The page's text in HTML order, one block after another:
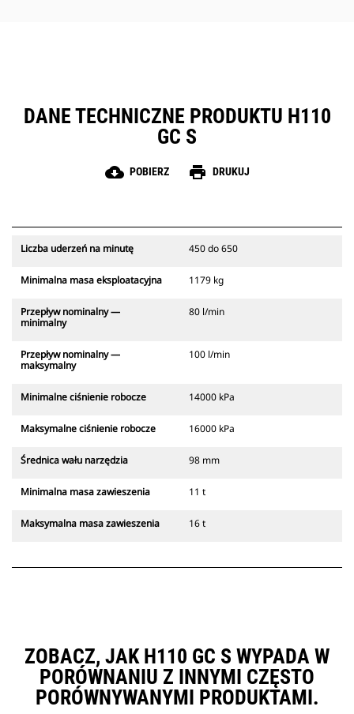
DANE TECHNICZNE PRODUKTU H110
GC S
cloud_download POBIERZ print DRUKUJ
Liczba uderzeń na minutę 450 do 650
Minimalna masa eksploatacyjna 1179 kg
Przepływ nominalny —
minimalny
80 l/min
Przepływ nominalny —
maksymalny
100 l/min
Minimalne ciśnienie robocze 14000 kPa
Maksymalne ciśnienie robocze 16000 kPa
Średnica wału narzędzia 98 mm
Minimalna masa zawieszenia 11 t
Maksymalna masa zawieszenia 16 t
ZOBACZ, JAK H110 GC S WYPADA W
PORÓWNANIU Z INNYMI CZĘSTO
PORÓWNYWANYMI PRODUKTAMI.